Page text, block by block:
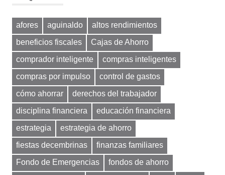
afores aguinaldo
altos rendimientos
beneficios fiscales
Cajas de Ahorro
comprador inteligente
compras inteligentes
compras por impulso
control de gastos
cómo ahorrar
derechos del trabajador
disciplina financiera
educación financiera
estrategia
estrategia de ahorro
fiestas decembrinas
finanzas familiares
Fondo de Emergencias
fondos de ahorro